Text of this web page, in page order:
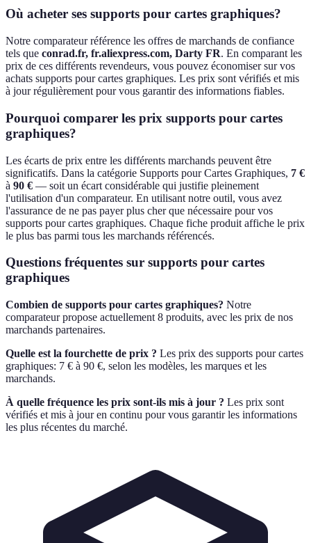
Où acheter ses supports pour cartes graphiques?
Notre comparateur référence les offres de marchands de confiance
tels que conrad.fr, fr.aliexpress.com, Darty FR. En comparant les
prix de ces différents revendeurs, vous pouvez économiser sur vos
achats supports pour cartes graphiques. Les prix sont vérifiés et mis
à jour régulièrement pour vous garantir des informations fiables.
Pourquoi comparer les prix supports pour cartes
graphiques?
Les écarts de prix entre les différents marchands peuvent être
significatifs. Dans la catégorie Supports pour Cartes Graphiques, 7 €
à 90 € — soit un écart considérable qui justifie pleinement
l'utilisation d'un comparateur. En utilisant notre outil, vous avez
l'assurance de ne pas payer plus cher que nécessaire pour vos
supports pour cartes graphiques. Chaque fiche produit affiche le prix
le plus bas parmi tous les marchands référencés.
Questions fréquentes sur supports pour cartes
graphiques
Combien de supports pour cartes graphiques? Notre
comparateur propose actuellement 8 produits, avec les prix de nos
marchands partenaires.
Quelle est la fourchette de prix ? Les prix des supports pour cartes
graphiques: 7 € à 90 €, selon les modèles, les marques et les
marchands.
À quelle fréquence les prix sont-ils mis à jour ? Les prix sont
vérifiés et mis à jour en continu pour vous garantir les informations
les plus récentes du marché.